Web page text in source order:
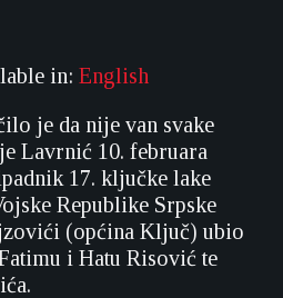
in: English
je da nije van svake
Lavrnić 10. februara
17. ključke lake
Republike Srpske
(općina Ključ) ubio
i Hatu Risović te